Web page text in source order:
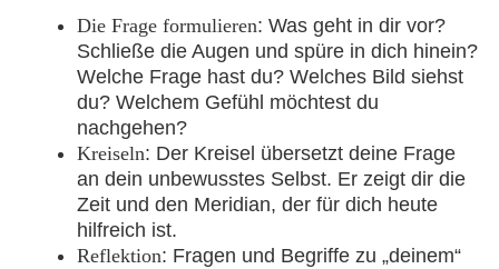
Die Frage formulieren: Was geht in dir vor?
Schließe die Augen und spüre in dich hinein?
Welche Frage hast du? Welches Bild siehst
du? Welchem Gefühl möchtest du
nachgehen?
Kreiseln: Der Kreisel übersetzt deine Frage
an dein unbewusstes Selbst. Er zeigt dir die
Zeit und den Meridian, der für dich heute
hilfreich ist.
Reflektion: Fragen und Begriffe zu „deinem“